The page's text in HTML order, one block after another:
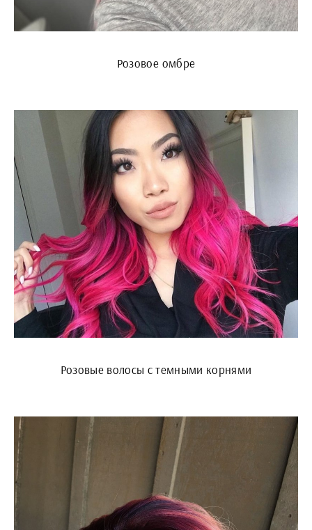
Розовое омбре
Розовые волосы с темными корнями